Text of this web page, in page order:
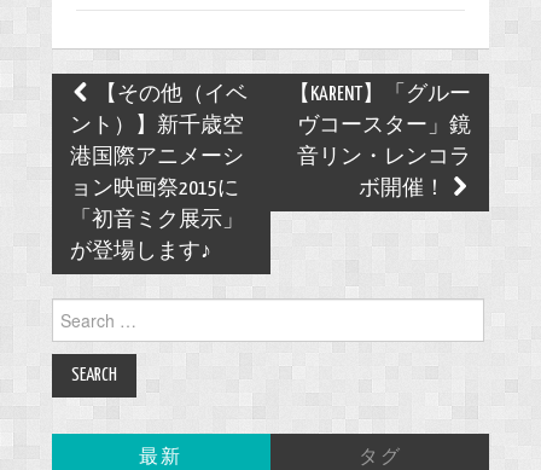
Post
navigation
【その他（イベ
ント）】新千歳空
港国際アニメーシ
ョン映画祭2015に
「初音ミク展示」
が登場します♪
【KARENT】「グルー
ヴコースター」鏡
音リン・レンコラ
ボ開催！
for:
最新 タグ